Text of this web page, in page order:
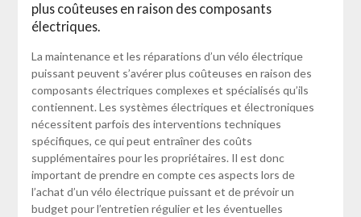
plus coûteuses en raison des composants
électriques.
La maintenance et les réparations d’un vélo électrique
puissant peuvent s’avérer plus coûteuses en raison des
composants électriques complexes et spécialisés qu’ils
contiennent. Les systèmes électriques et électroniques
nécessitent parfois des interventions techniques
spécifiques, ce qui peut entraîner des coûts
supplémentaires pour les propriétaires. Il est donc
important de prendre en compte ces aspects lors de
l’achat d’un vélo électrique puissant et de prévoir un
budget pour l’entretien régulier et les éventuelles